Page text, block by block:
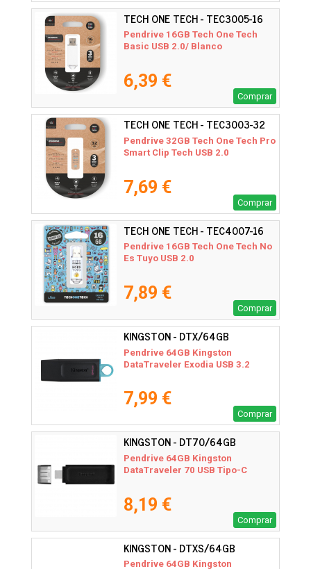
TECH ONE TECH - TEC3005-16
Pendrive 16GB Tech One Tech
Basic USB 2.0/ Blanco
6,39 €
Comprar
TECH ONE TECH - TEC3003-32
Pendrive 32GB Tech One Tech Pro
Smart Clip Tech USB 2.0
7,69 €
Comprar
TECH ONE TECH - TEC4007-16
Pendrive 16GB Tech One Tech No
Es Tuyo USB 2.0
7,89 €
Comprar
KINGSTON - DTX/64GB
Pendrive 64GB Kingston
DataTraveler Exodia USB 3.2
7,99 €
Comprar
KINGSTON - DT70/64GB
Pendrive 64GB Kingston
DataTraveler 70 USB Tipo-C
8,19 €
Comprar
KINGSTON - DTXS/64GB
Pendrive 64GB Kingston